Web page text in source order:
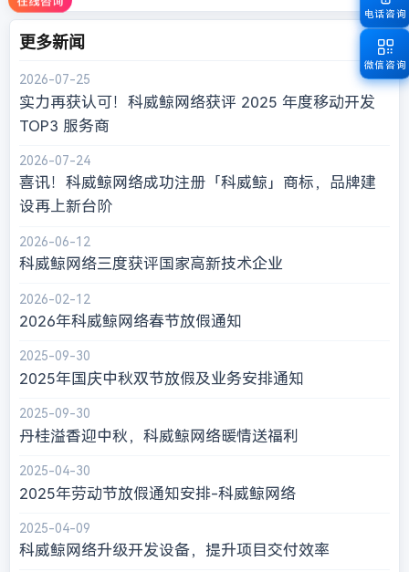
更多新闻 全部
2026-07-25
实力再获认可！科威鲸网络获评 2025 年度移动开发
TOP3 服务商
2026-07-24
喜讯！科威鲸网络成功注册「科威鲸」商标，品牌建
设再上新台阶
2026-06-12
科威鲸网络三度获评国家高新技术企业
2026-02-12
2026年科威鲸网络春节放假通知
2025-09-30
2025年国庆中秋双节放假及业务安排通知
2025-09-30
丹桂溢香迎中秋，科威鲸网络暖情送福利
2025-04-30
2025年劳动节放假通知安排-科威鲸网络
2025-04-09
科威鲸网络升级开发设备，提升项目交付效率
电话咨询
微信咨询